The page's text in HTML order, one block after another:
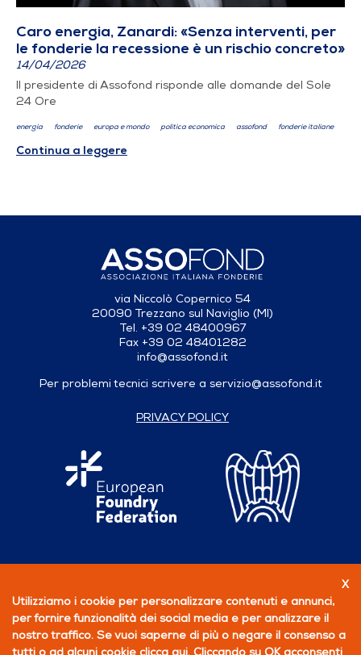
Caro energia, Zanardi: «Senza interventi, per
le fonderie la recessione è un rischio concreto»
14/04/2026
Il presidente di Assofond risponde alle domande del Sole
24 Ore
energia fonderie europa e mondo politica economica assofond fonderie italiane
Continua a leggere
via Niccolò Copernico 54
20090 Trezzano sul Naviglio (MI)
Tel. +39 02 48400967
Fax +39 02 48401282
info@assofond.it
Per problemi tecnici scrivere a servizio@assofond.it
PRIVACY POLICY
PERCHÉ ASSOCIARSI
X
Utilizziamo i cookie per personalizzare contenuti e annunci,
per fornire funzionalità dei social media e per analizzare il
nostro traffico. Se vuoi saperne di più o negare il consenso a
tutti o ad alcuni cookie clicca qui. Cliccando su OK acconsenti